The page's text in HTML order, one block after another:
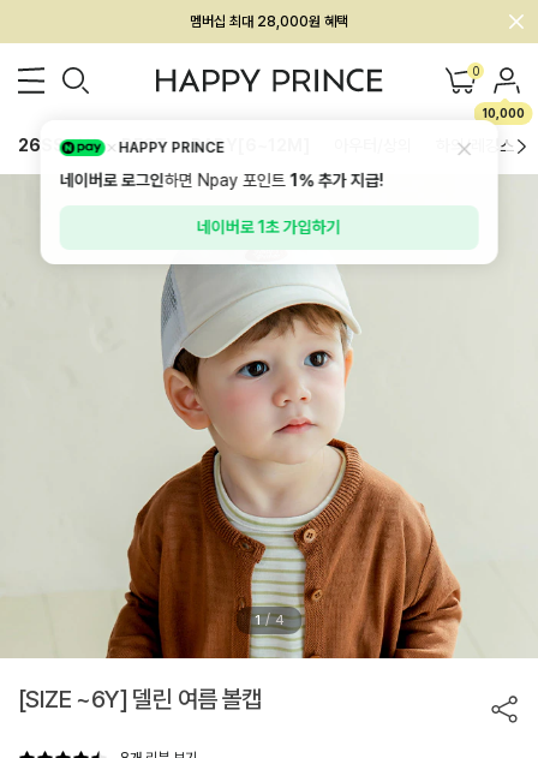
회원전용 아울렛, 가입하면 ~60% 할인!
멤버십 최대 28,000원 혜택 0
10,000
26SS 신상 BEST BABY[6~12M] 하의/레깅스
1 / 4
[SIZE ~6Y] 델린 여름 볼캡
HAPPY PRINCE
네이버로 로그인하면 Npay 포인트1%추가 지급!
네이버로 1초 가입하기